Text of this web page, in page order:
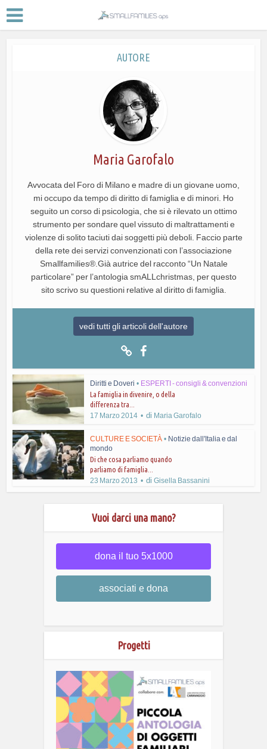
AUTORE
Maria Garofalo
Avvocata del Foro di Milano e madre di un giovane uomo,
mi occupo da tempo di diritto di famiglia e di minori. Ho
seguito un corso di psicologia, che si è rilevato un ottimo
strumento per sondare quel vissuto di maltrattamenti e
violenze di solito taciuti dai soggetti più deboli. Faccio parte
della rete dei servizi convenzionati con l’associazione
Smallfamilies®.Già autrice del racconto “Un Natale
particolare” per l’antologia smALLchristmas, per questo
sito scrivo su questioni relative al diritto di famiglia.
vedi tutti gli articoli dell'autore
Diritti e Doveri • ESPERTI - consigli & convenzioni
La famiglia in divenire, o della
differenza tra...
17 Marzo 2014
di Maria Garofalo
CULTURE E SOCIETÀ • Notizie dall'Italia e dal
mondo
Di che cosa parliamo quando
parliamo di famiglia...
23 Marzo 2013
diGisella Bassanini
Vuoi darci una mano?
dona il tuo 5x1000
associati e dona
Progetti